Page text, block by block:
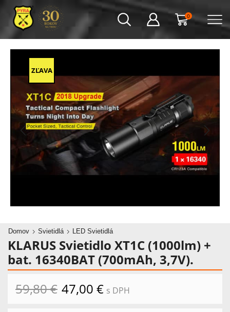
0
ZĽAVA
Domov Svietidlá LED Svietidlá
KLARUS Svietidlo XT1C (1000lm) +
bat. 16340BAT (700mAh, 3,7V).
59,80€ Pôvodná
cena
47,00 €Aktuálna
cena
s DPH